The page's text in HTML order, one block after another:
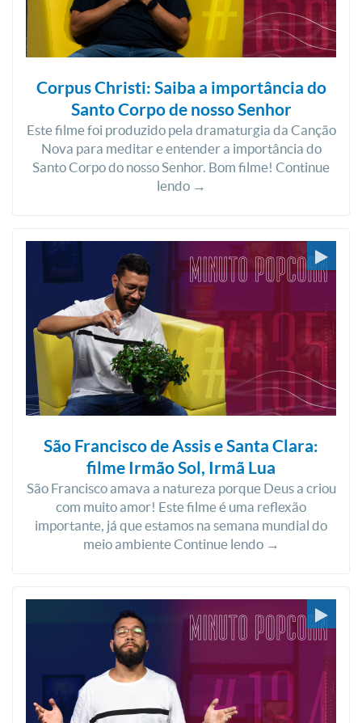
Corpus Christi: Saiba a importância do
Santo Corpo de nosso Senhor
Este filme foi produzido pela dramaturgia da Canção
Nova para meditar e entender a importância do
Santo Corpo do nosso Senhor. Bom filme! Continue
lendo →
São Francisco de Assis e Santa Clara:
filme Irmão Sol, Irmã Lua
São Francisco amava a natureza porque Deus a criou
com muito amor! Este filme é uma reflexão
importante, já que estamos na semana mundial do
meio ambiente Continue lendo →